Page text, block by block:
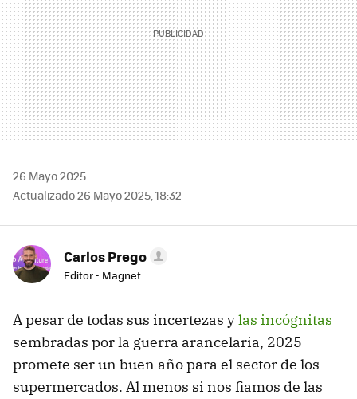
26 Mayo 2025
Actualizado 26 Mayo 2025, 18:32
Carlos Prego
Editor - Magnet
A pesar de todas sus incertezas ylas incógnitas
sembradas por la guerra arancelaria, 2025
promete ser un buen año para el sector de los
supermercados. Al menos si nos fiamos de las